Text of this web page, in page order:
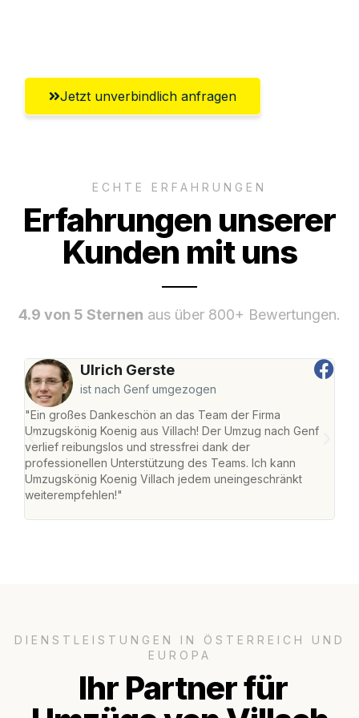
Jetzt unverbindlich anfragen
ECHTE ERFAHRUNGEN
Erfahrungen unserer
Kunden mit uns
4.9 von 5 Sternen aus über 800+ Bewertungen.
Ulrich Gerste
ist nach Genf umgezogen
"Ein großes Dankeschön an das Team der Firma
Umzugskönig Koenig aus Villach! Der Umzug nach Genf
verlief reibungslos und stressfrei dank der
professionellen Unterstützung des Teams. Ich kann
Umzugskönig Koenig Villach jedem uneingeschränkt
weiterempfehlen!"
DIENSTLEISTUNGEN IN ÖSTERREICH UND
EUROPA
Ihr Partner für